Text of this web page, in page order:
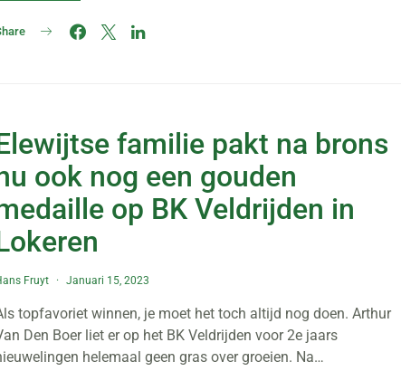
familie pakt na brons
ook nog een gouden
op BK Veldrijden in
Fruyt Januari 15, 2023
topfavoriet winnen, je moet het toch altijd nog doen. Arthur
Den Boer liet er op het BK Veldrijden voor 2e jaars
helemaal geen gras over groeien. Na…